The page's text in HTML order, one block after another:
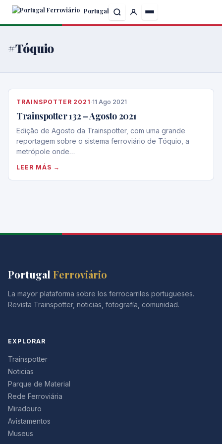
Skip
content
Portugal
#Tóquio
TRAINSPOTTER 2021 ·11 Ago 2021
Trainspotter 132 – Agosto 2021
Edição de Agosto da Trainspotter, com uma grande
reportagem sobre o sistema ferroviário de Tóquio, a
metrópole onde…
LEER MÁS →
Portugal Ferroviário
La mayor plataforma sobre los ferrocarriles portugueses.
Revista Trainspotter, noticias, fotografía, comunidad.
EXPLORAR
Trainspotter
Noticias
Parque de Material
Rede Ferroviária
Miradouro
Avistamentos
Museus